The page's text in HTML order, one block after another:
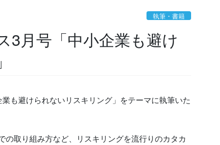
執筆・書籍
3月号「中小企業も避け
も避けられないリスキリング」をテーマに執筆いた
の取り組み方など、リスキリングを流行りのカタカ